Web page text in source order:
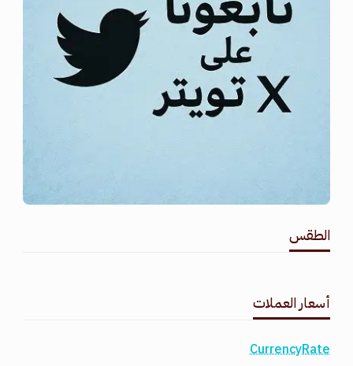
الطقس
أسعار العملات
CurrencyRate